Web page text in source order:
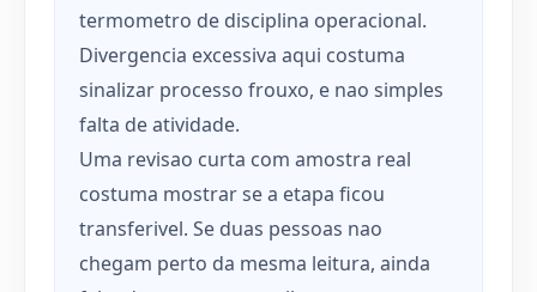
termometro de disciplina operacional.
Divergencia excessiva aqui costuma
sinalizar processo frouxo, e nao simples
falta de atividade.
Uma revisao curta com amostra real
costuma mostrar se a etapa ficou
transferivel. Se duas pessoas nao
chegam perto da mesma leitura, ainda